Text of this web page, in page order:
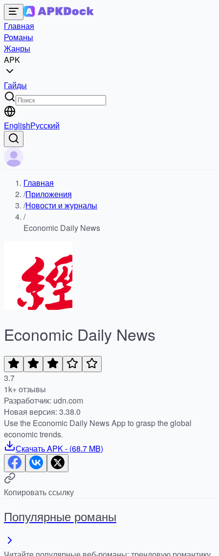
Главная
Романы
Жанры
APK
Гайды
EnglishРусский
Главная
/Приложения
/Новости и журналы
/
Economic Daily News
Economic Daily News
3.7
1k+ отзывы
Разработчик: udn.com
Новая версия: 3.38.0
Use the Economic Daily News App to grasp the global
economic trends.
СкачатьAPK- (68.7 MB)
Копировать ссылку
Популярные романы